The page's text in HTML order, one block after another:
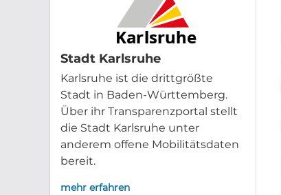
Stadt Karlsruhe
Karlsruhe ist die drittgrößte
Stadt in Baden-Württemberg.
Über ihr Transparenzportal stellt
die Stadt Karlsruhe unter
anderem offene Mobilitätsdaten
bereit.
mehr erfahren